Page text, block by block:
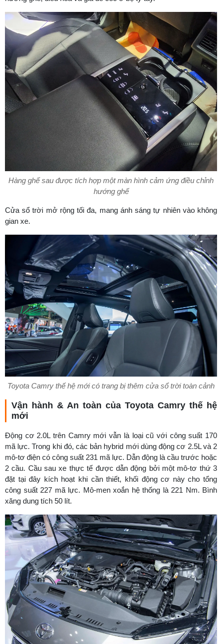
Hàng ghế sau được tích hợp một màn hình cảm ứng điều chỉnh
hướng ghế
Cửa sổ trời mở rộng tối đa, mang ánh sáng tự nhiên vào không
gian xe.
Toyota Camry thế hệ mới có trang bị thêm cửa sổ trời toàn cảnh
Vận hành & An toàn của Toyota Camry thế hệ
mới
Động cơ 2.0L trên Camry mới vẫn là loại cũ với công suất 170
mã lực. Trong khi đó, các bản hybrid mới dùng động cơ 2.5L và 2
mô-tơ điện có công suất 231 mã lực. Dẫn động là cầu trước hoặc
2 cầu. Cầu sau xe thực tế được dẫn động bởi một mô-tơ thứ 3
đặt tại đây kích hoạt khi cần thiết, khối động cơ này cho tổng
công suất 227 mã lực. Mô-men xoắn hệ thống là 221 Nm. Bình
xăng dung tích 50 lít.